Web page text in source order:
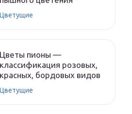
Цветущие
Цветы пионы —
классификация розовых,
красных, бордовых видов
Цветущие